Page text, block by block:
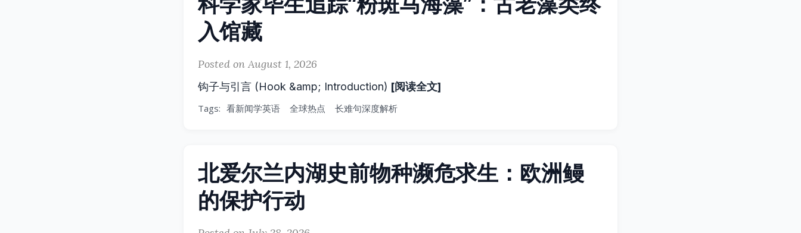
入馆藏
Posted on August 1, 2026
钩子与引言 (Hook &amp; Introduction) [阅读全文]
Tags: 看新闻学英语 全球热点 长难句深度解析
北爱尔兰内湖史前物种濒危求生：欧洲鳗
的保护行动